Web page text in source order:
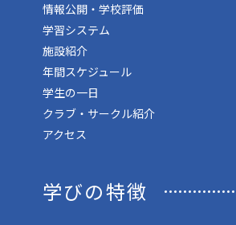
情報公開・学校評価
学習システム
施設紹介
年間スケジュール
学生の一日
クラブ・サークル紹介
アクセス
学びの特徴